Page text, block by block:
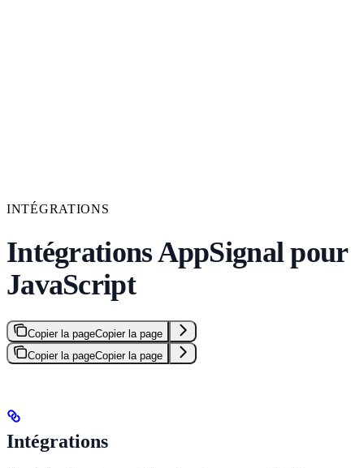
INTÉGRATIONS
Intégrations AppSignal pour
JavaScript
Copier la pageCopier la page
Copier la pageCopier la page
Intégrations